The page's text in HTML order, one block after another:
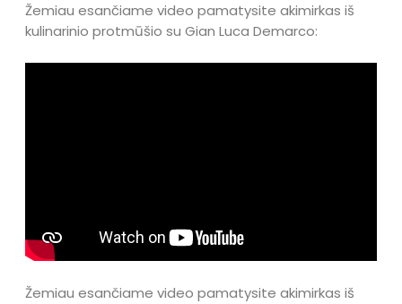
Žemiau esančiame video pamatysite akimirkas iš
kulinarinio protmūšio su Gian Luca Demarco:
Žemiau esančiame video pamatysite akimirkas iš